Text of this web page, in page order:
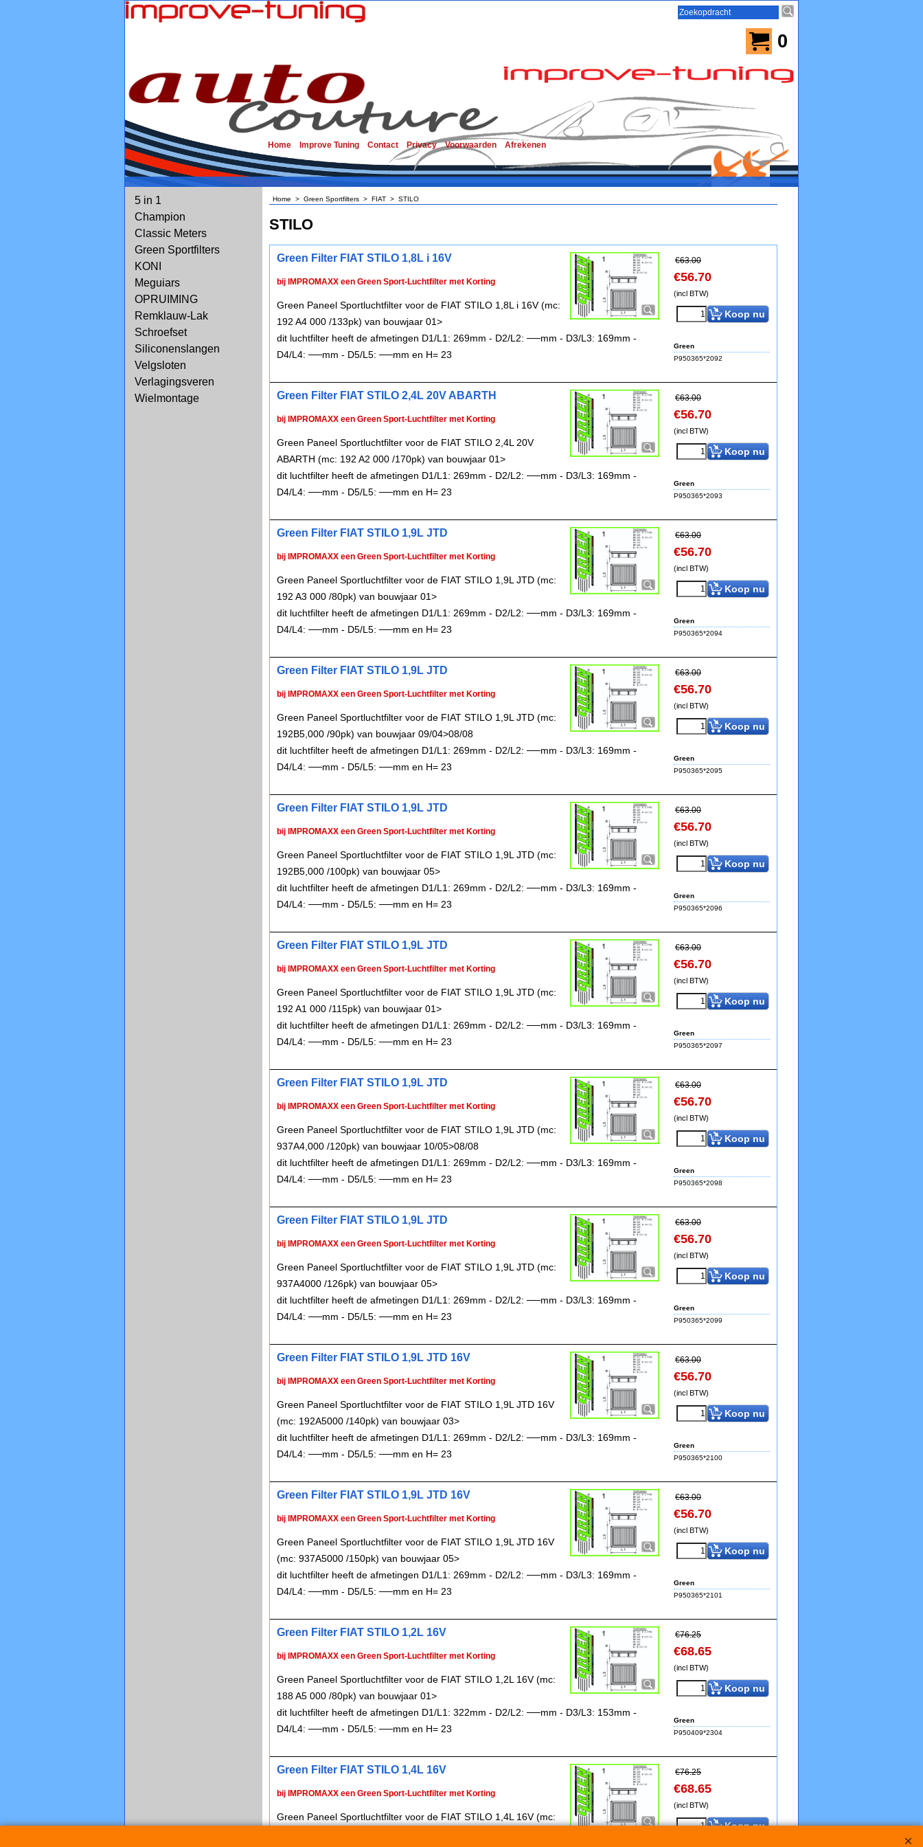
0
Home Improve Tuning Contact Privacy Voorwaarden Afrekenen
5 in 1
Champion
Classic Meters
Green Sportfilters
KONI
Meguiars
OPRUIMING
Remklauw-Lak
Schroefset
Siliconenslangen
Velgsloten
Verlagingsveren
Wielmontage
Home > Green Sportfilters > FIAT > STILO
STILO
€63.00
€56.70
(incl BTW)
Koop nu
Green
P950365*2092
Green Filter FIAT STILO 1,8L i 16V
bij IMPROMAXX een Green Sport-Luchtfilter met Korting
Green Paneel Sportluchtfilter voor de FIAT STILO 1,8L i 16V (mc:
192 A4 000 /133pk) van bouwjaar 01>
dit luchtfilter heeft de afmetingen D1/L1: 269mm - D2/L2: ──mm - D3/L3: 169mm -
D4/L4: ──mm - D5/L5: ──mm en H= 23
€63.00
€56.70
(incl BTW)
Koop nu
Green
P950365*2093
Green Filter FIAT STILO 2,4L 20V ABARTH
bij IMPROMAXX een Green Sport-Luchtfilter met Korting
Green Paneel Sportluchtfilter voor de FIAT STILO 2,4L 20V
ABARTH (mc: 192 A2 000 /170pk) van bouwjaar 01>
dit luchtfilter heeft de afmetingen D1/L1: 269mm - D2/L2: ──mm - D3/L3: 169mm -
D4/L4: ──mm - D5/L5: ──mm en H= 23
€63.00
€56.70
(incl BTW)
Koop nu
Green
P950365*2094
Green Filter FIAT STILO 1,9L JTD
bij IMPROMAXX een Green Sport-Luchtfilter met Korting
Green Paneel Sportluchtfilter voor de FIAT STILO 1,9L JTD (mc:
192 A3 000 /80pk) van bouwjaar 01>
dit luchtfilter heeft de afmetingen D1/L1: 269mm - D2/L2: ──mm - D3/L3: 169mm -
D4/L4: ──mm - D5/L5: ──mm en H= 23
€63.00
€56.70
(incl BTW)
Koop nu
Green
P950365*2095
Green Filter FIAT STILO 1,9L JTD
bij IMPROMAXX een Green Sport-Luchtfilter met Korting
Green Paneel Sportluchtfilter voor de FIAT STILO 1,9L JTD (mc:
192B5,000 /90pk) van bouwjaar 09/04>08/08
dit luchtfilter heeft de afmetingen D1/L1: 269mm - D2/L2: ──mm - D3/L3: 169mm -
D4/L4: ──mm - D5/L5: ──mm en H= 23
€63.00
€56.70
(incl BTW)
Koop nu
Green
P950365*2096
Green Filter FIAT STILO 1,9L JTD
bij IMPROMAXX een Green Sport-Luchtfilter met Korting
Green Paneel Sportluchtfilter voor de FIAT STILO 1,9L JTD (mc:
192B5,000 /100pk) van bouwjaar 05>
dit luchtfilter heeft de afmetingen D1/L1: 269mm - D2/L2: ──mm - D3/L3: 169mm -
D4/L4: ──mm - D5/L5: ──mm en H= 23
€63.00
€56.70
(incl BTW)
Koop nu
Green
P950365*2097
Green Filter FIAT STILO 1,9L JTD
bij IMPROMAXX een Green Sport-Luchtfilter met Korting
Green Paneel Sportluchtfilter voor de FIAT STILO 1,9L JTD (mc:
192 A1 000 /115pk) van bouwjaar 01>
dit luchtfilter heeft de afmetingen D1/L1: 269mm - D2/L2: ──mm - D3/L3: 169mm -
D4/L4: ──mm - D5/L5: ──mm en H= 23
€63.00
€56.70
(incl BTW)
Koop nu
Green
P950365*2098
Green Filter FIAT STILO 1,9L JTD
bij IMPROMAXX een Green Sport-Luchtfilter met Korting
Green Paneel Sportluchtfilter voor de FIAT STILO 1,9L JTD (mc:
937A4,000 /120pk) van bouwjaar 10/05>08/08
dit luchtfilter heeft de afmetingen D1/L1: 269mm - D2/L2: ──mm - D3/L3: 169mm -
D4/L4: ──mm - D5/L5: ──mm en H= 23
€63.00
€56.70
(incl BTW)
Koop nu
Green
P950365*2099
Green Filter FIAT STILO 1,9L JTD
bij IMPROMAXX een Green Sport-Luchtfilter met Korting
Green Paneel Sportluchtfilter voor de FIAT STILO 1,9L JTD (mc:
937A4000 /126pk) van bouwjaar 05>
dit luchtfilter heeft de afmetingen D1/L1: 269mm - D2/L2: ──mm - D3/L3: 169mm -
D4/L4: ──mm - D5/L5: ──mm en H= 23
€63.00
€56.70
(incl BTW)
Koop nu
Green
P950365*2100
Green Filter FIAT STILO 1,9L JTD 16V
bij IMPROMAXX een Green Sport-Luchtfilter met Korting
Green Paneel Sportluchtfilter voor de FIAT STILO 1,9L JTD 16V
(mc: 192A5000 /140pk) van bouwjaar 03>
dit luchtfilter heeft de afmetingen D1/L1: 269mm - D2/L2: ──mm - D3/L3: 169mm -
D4/L4: ──mm - D5/L5: ──mm en H= 23
€63.00
€56.70
(incl BTW)
Koop nu
Green
P950365*2101
Green Filter FIAT STILO 1,9L JTD 16V
bij IMPROMAXX een Green Sport-Luchtfilter met Korting
Green Paneel Sportluchtfilter voor de FIAT STILO 1,9L JTD 16V
(mc: 937A5000 /150pk) van bouwjaar 05>
dit luchtfilter heeft de afmetingen D1/L1: 269mm - D2/L2: ──mm - D3/L3: 169mm -
D4/L4: ──mm - D5/L5: ──mm en H= 23
€76.25
€68.65
(incl BTW)
Koop nu
Green
P950409*2304
Green Filter FIAT STILO 1,2L 16V
bij IMPROMAXX een Green Sport-Luchtfilter met Korting
Green Paneel Sportluchtfilter voor de FIAT STILO 1,2L 16V (mc:
188 A5 000 /80pk) van bouwjaar 01>
dit luchtfilter heeft de afmetingen D1/L1: 322mm - D2/L2: ──mm - D3/L3: 153mm -
D4/L4: ──mm - D5/L5: ──mm en H= 23
€76.25
€68.65
(incl BTW)
Koop nu
Green Filter FIAT STILO 1,4L 16V
bij IMPROMAXX een Green Sport-Luchtfilter met Korting
Green Paneel Sportluchtfilter voor de FIAT STILO 1,4L 16V (mc: